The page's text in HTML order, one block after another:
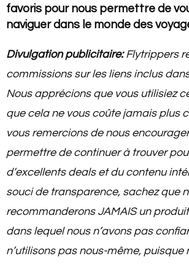
favoris pour nous permettre de
naviguer dans le monde des
Divulgation publicitaire:Flytrippers
commissions sur les liens inclus
Nous apprécions que vous utilisiez
que cela ne vous coûte jamais plus
vous remercions de nous
permettre de continuer à trouver
d’excellents deals et du contenu
souci de transparence, sachez que
recommanderons JAMAIS un
dans lequel nous n’avons pas
n’utilisons pas nous-même, puisque